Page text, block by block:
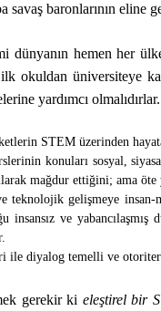
savaş baronlarının eline
dünyanın hemen her
okuldan üniversiteye
yardımcı
STEM üzerinden
konuları sosyal,
mağdur ettiğini; ama
teknolojik gelişmeye insan-
insansız ve yabancılaşmış
ile diyalog temelli ve
gerekir ki eleştirel bir